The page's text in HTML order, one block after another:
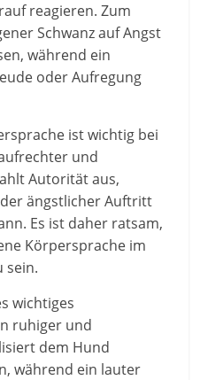
reagieren. Zum
Schwanz auf Angst
während ein
oder Aufregung
ist wichtig bei
und
Autorität aus,
ängstlicher Auftritt
Es ist daher ratsam,
Körpersprache im
sein.
wichtiges
ruhiger und
dem Hund
während ein lauter